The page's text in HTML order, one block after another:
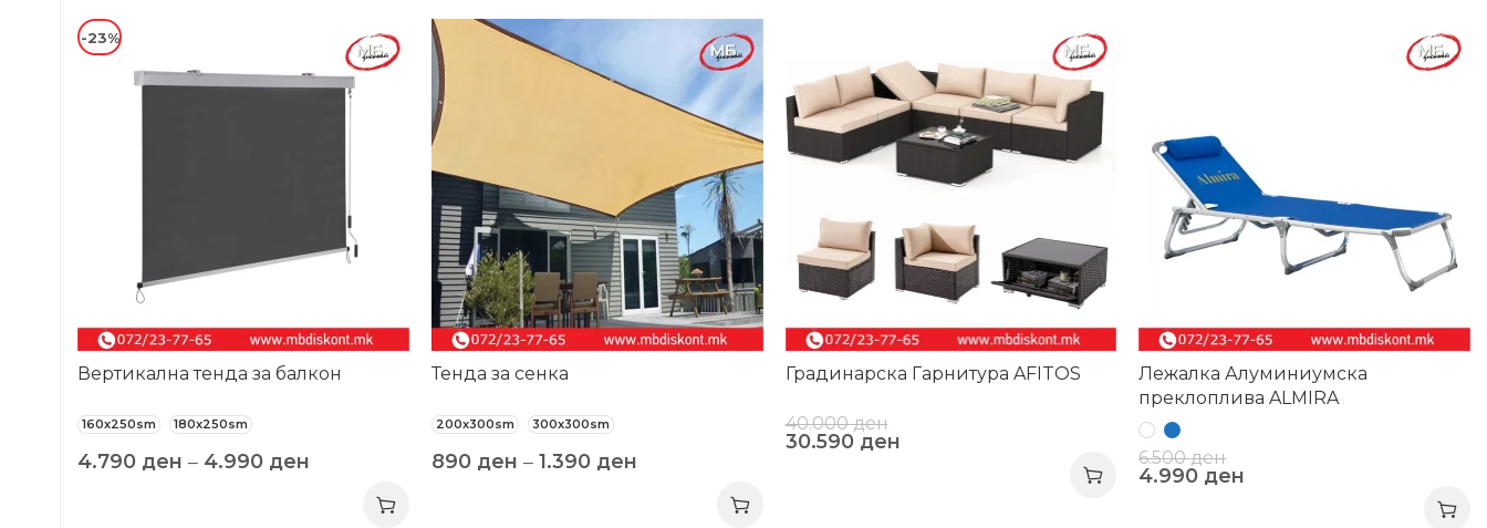
-23%
Вертикална тенда за балкон
160x250sm 180x250sm
4.790 ден – 4.990 ден
-31%
Тенда за сенка
200x300sm 300x300sm
890 ден – 1.390 ден
Градинарска Гарнитура AFITOS
40.000ден
30.590 ден
Лежалка Алуминиумска
преклоплива ALMIRA
6.500ден
4.990 ден